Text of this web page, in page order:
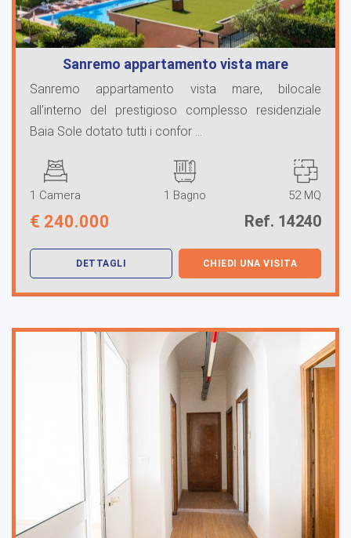
Sanremo appartamento vista mare
Sanremo appartamento vista mare, bilocale
all’interno del prestigioso complesso residenziale
Baia Sole dotato tutti i confor ...
1 Camera 1 Bagno 52 MQ
€ 240.000 Ref. 14240
DETTAGLI CHIEDI UNA VISITA